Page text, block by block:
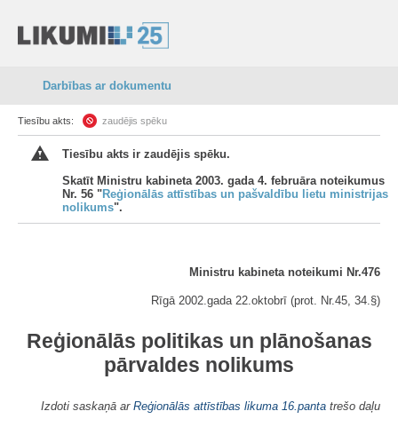
Darbības ar dokumentu
Tiesību akts: zaudējis spēku
Tiesību akts ir zaudējis spēku.
Skatīt Ministru kabineta 2003. gada 4. februāra noteikumus
Nr. 56 "Reģionālās attīstības un pašvaldību lietu ministrijas
nolikums".
Ministru kabineta noteikumi Nr.476
Rīgā 2002.gada 22.oktobrī (prot. Nr.45, 34.§)
Reģionālās politikas un plānošanas
pārvaldes nolikums
Izdoti saskaņā ar Reģionālās attīstības likuma 16.panta trešo daļu